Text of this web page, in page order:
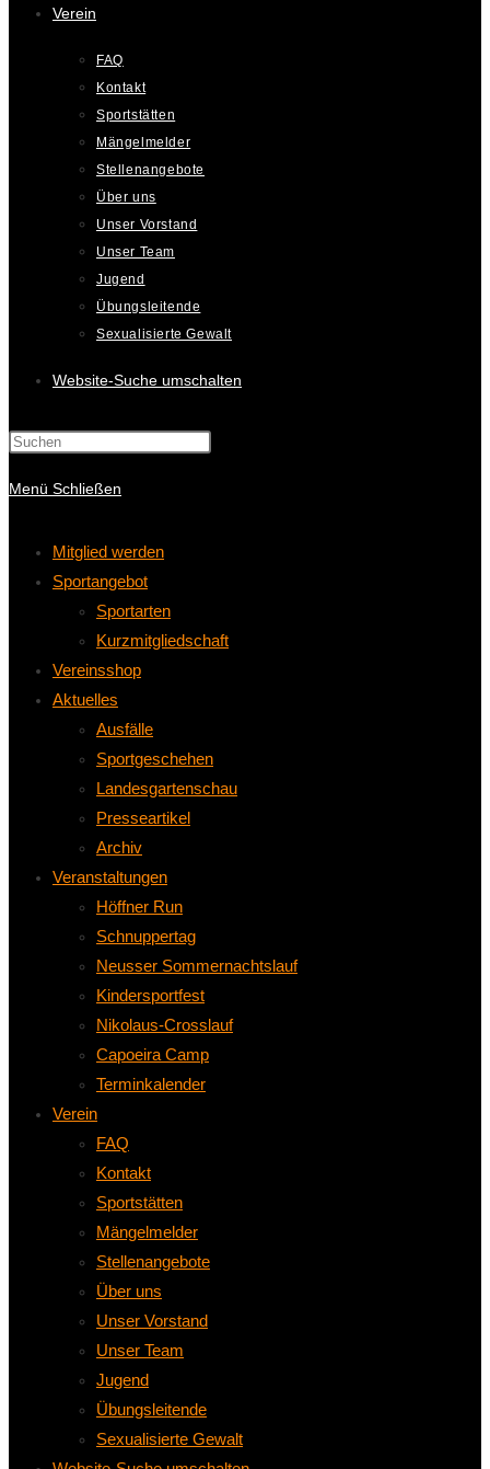
Verein
FAQ
Kontakt
Sportstätten
Mängelmelder
Stellenangebote
Über uns
Unser Vorstand
Unser Team
Jugend
Übungsleitende
Sexualisierte Gewalt
Website-Suche umschalten
Menü Schließen
Mitglied werden
Sportangebot
Sportarten
Kurzmitgliedschaft
Vereinsshop
Aktuelles
Ausfälle
Sportgeschehen
Landesgartenschau
Presseartikel
Archiv
Veranstaltungen
Höffner Run
Schnuppertag
Neusser Sommernachtslauf
Kindersportfest
Nikolaus-Crosslauf
Capoeira Camp
Terminkalender
Verein
FAQ
Kontakt
Sportstätten
Mängelmelder
Stellenangebote
Über uns
Unser Vorstand
Unser Team
Jugend
Übungsleitende
Sexualisierte Gewalt